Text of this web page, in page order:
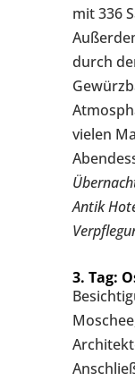
mit 336
durch
vielen
Antik
3. Tag: